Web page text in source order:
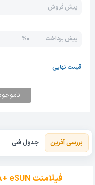
پیش فروش
پیش پرداخت 0%
قیمت نهایی
بررسی آذرین جدول فنی
فیلامنت PLA+ eSUN طلایی 1.75 میلی متر